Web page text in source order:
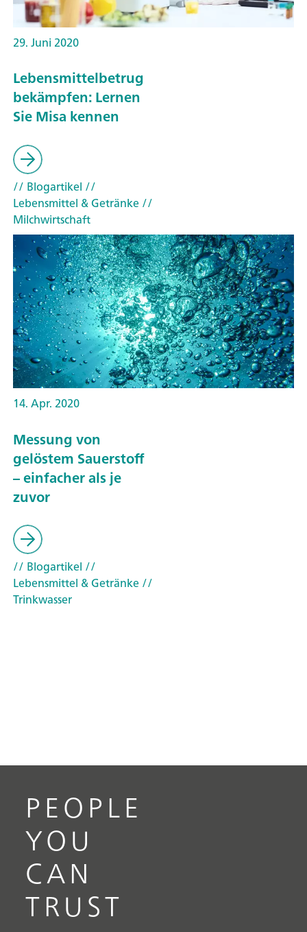
29. Juni 2020
Lebensmittelbetrug
bekämpfen: Lernen
Sie Misa kennen
// Blogartikel //
Lebensmittel & Getränke//
Milchwirtschaft
14. Apr. 2020
Messung von
gelöstem Sauerstoff
– einfacher als je
zuvor
// Blogartikel //
Lebensmittel & Getränke//
Trinkwasser
PEOPLE
YOU
CAN
TRUST